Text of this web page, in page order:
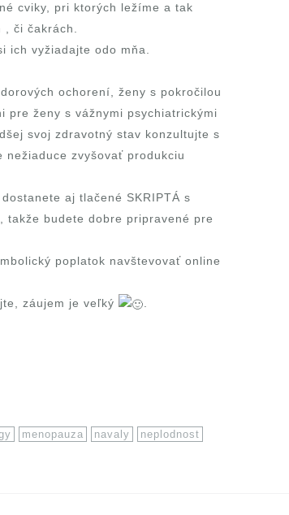
cviky, pri ktorých ležíme a tak
, či čakrách.
ich vyžiadajte odo mňa.
ochorení, ženy s pokročilou
pre ženy s vážnymi psychiatrickými
svoj zdravotný stav konzultujte s
zvyšovať produkciu
aj tlačené SKRIPTÁ s
takže budete dobre pripravené pre
poplatok navštevovať online
záujem je veľký
.
menopauza navaly neplodnost